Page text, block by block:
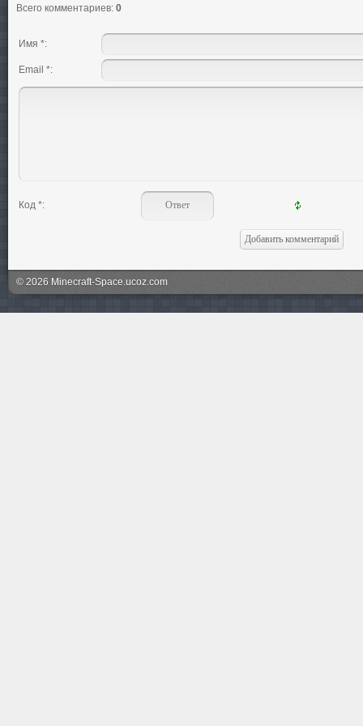
Всего комментариев: 0
Имя *:
Email *:
Код *:
© 2026 Minecraft-Space.ucoz.com